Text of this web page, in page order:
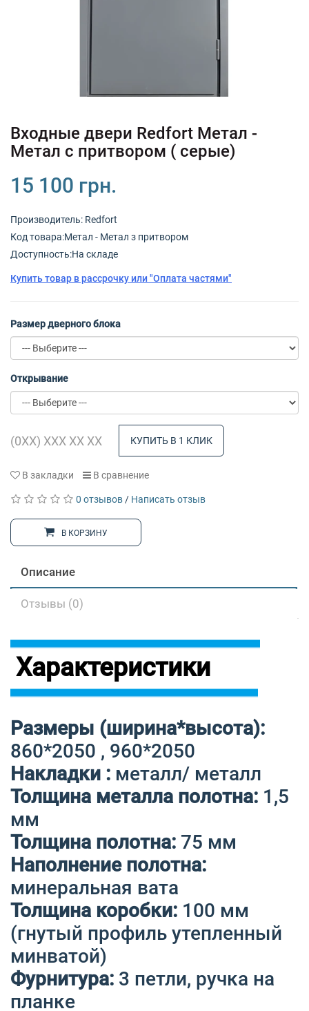
Входные двери Redfort Метал -
Метал с притвором ( серые)
15 100 грн.
Производитель: Redfort
Код товарa:Метал - Метал з притвором
Доступность:На складе
Купить товар в рассрочку или "Оплата частями"
Размер дверного блока
Открывание
КУПИТЬ В 1 КЛИК
В закладки В сравнение
0 отзывов / Написать отзыв
В КОРЗИНУ
Описание
Отзывы (0)
Характеристики
Размеры (ширина*высота):
860*2050 , 960*2050
Накладки : металл/ металл
Толщина металла полотна: 1,5
мм
Толщина полотна: 75 мм
Наполнение полотна:
минеральная вата
Толщина коробки: 100 мм
(гнутый профиль утепленный
минватой)
Фурнитура: 3 петли, ручка на
планке